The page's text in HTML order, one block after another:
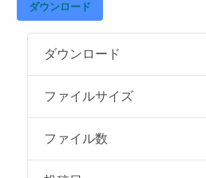
ダウンロード
ダウンロード
ファイルサイズ
ファイル数